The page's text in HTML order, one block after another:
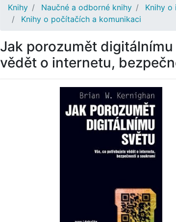
Knihy Naučné a odborné knihy
Knihy o
Knihy o počítačích a komunikaci
Jak porozumět
vědět o internetu,